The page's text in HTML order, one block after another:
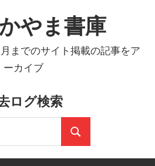
やま書庫
までのサイト掲載の記事をア
ーカイブ
ログ検索
検
索